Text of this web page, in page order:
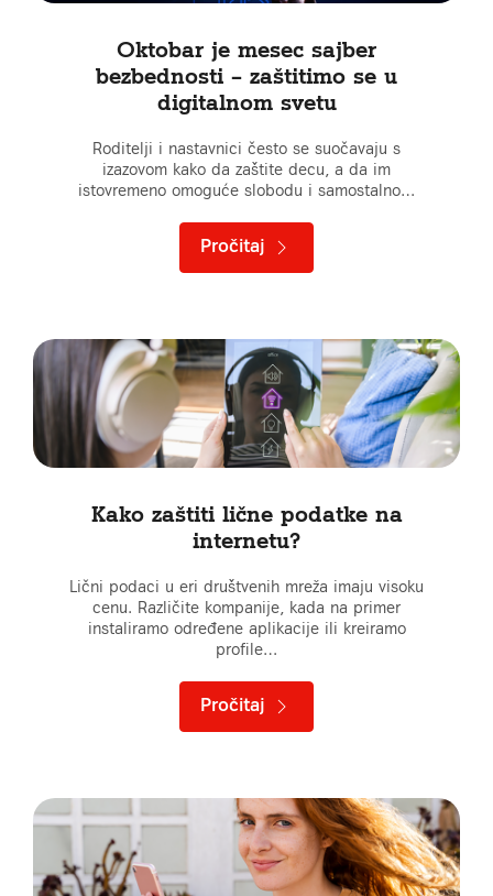
Oktobar je mesec sajber
bezbednosti – zaštitimo se u
digitalnom svetu
Roditelji i nastavnici često se suočavaju s
izazovom kako da zaštite decu, a da im
istovremeno omoguće slobodu i samostalno…
Pročitaj
Kako zaštiti lične podatke na
internetu?
Lični podaci u eri društvenih mreža imaju visoku
cenu. Različite kompanije, kada na primer
instaliramo određene aplikacije ili kreiramo
profile…
Pročitaj